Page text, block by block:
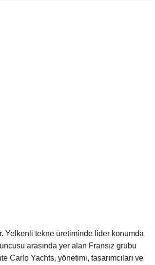
Yelkenli tekne üretiminde lider konumda
arasında yer alan Fransız grubu
Carlo Yachts, yönetimi, tasarımcıları ve